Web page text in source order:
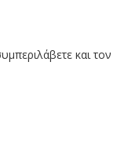
και τον